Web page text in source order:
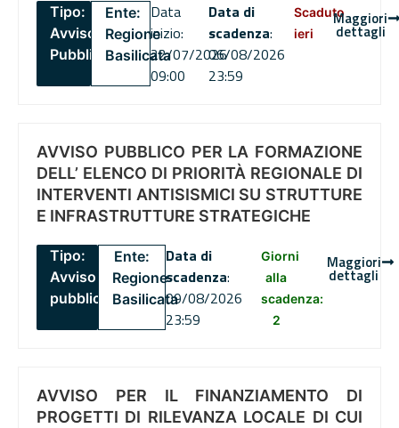
Tipo:
Avviso
Pubblico
Ente:
Regione
Basilicata
Data
inizio:
22/07/2026
09:00
Data di
scadenza:
06/08/2026
23:59
Scaduto
ieri
Maggiori
dettagli
AVVISO PUBBLICO PER LA FORMAZIONE
DELL’ ELENCO DI PRIORITÀ REGIONALE DI
INTERVENTI ANTISISMICI SU STRUTTURE
E INFRASTRUTTURE STRATEGICHE
Tipo:
Avviso
pubblico
Ente:
Regione
Basilicata
Data di
scadenza:
09/08/2026
23:59
Giorni
alla
scadenza:
2
Maggiori
dettagli
AVVISO PER IL FINANZIAMENTO DI
PROGETTI DI RILEVANZA LOCALE DI CUI